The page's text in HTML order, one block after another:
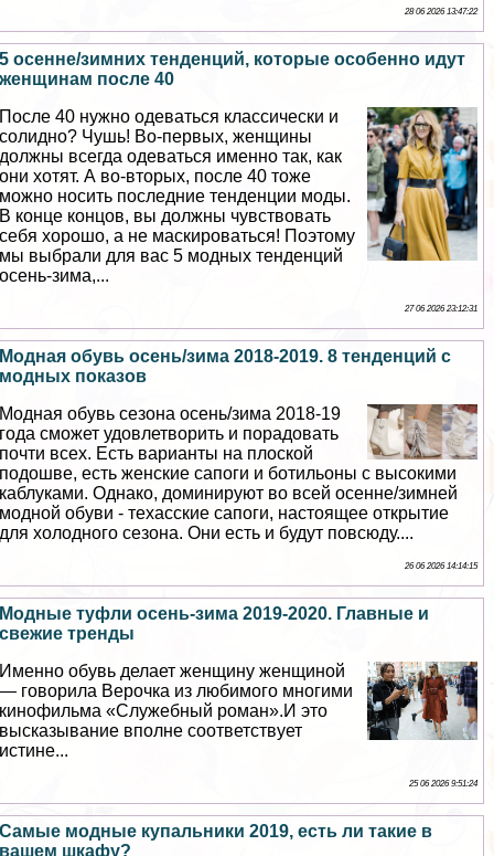
28 06 2026 13:47:22
5 осенне/зимних тенденций, которые особенно идут
женщинам после 40
После 40 нужно одеваться классически и
солидно? Чушь! Во-первых, женщины
должны всегда одеваться именно так, как
они хотят. А во-вторых, после 40 тоже
можно носить последние тенденции моды.
В конце концов, вы должны чувствовать
себя хорошо, а не маскироваться! Поэтому
мы выбрали для вас 5 модных тенденций
осень-зима,...
27 06 2026 23:12:31
Модная обувь осень/зима 2018-2019. 8 тенденций с
модных показов
Модная обувь сезона осень/зима 2018-19
года сможет удовлетворить и порадовать
почти всех. Есть варианты на плоской
подошве, есть женские сапоги и ботильоны с высокими
каблуками. Однако, доминируют во всей осенне/зимней
модной обуви - техасские сапоги, настоящее открытие
для холодного сезона. Они есть и будут повсюду....
26 06 2026 14:14:15
Модные туфли осень-зима 2019-2020. Главные и
свежие тренды
Именно обувь делает женщину женщиной
— говорила Верочка из любимого многими
кинофильма «Служебный роман».И это
высказывание вполне соответствует
истине...
25 06 2026 9:51:24
Самые модные купальники 2019, есть ли такие в
вашем шкафу?